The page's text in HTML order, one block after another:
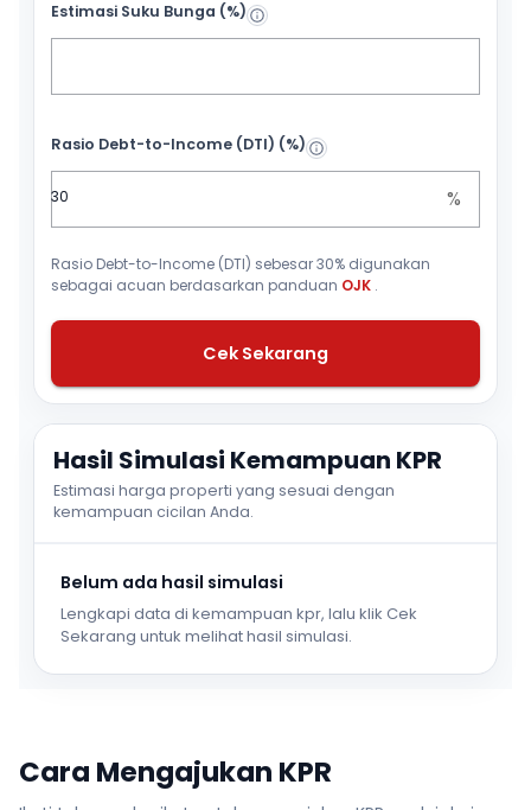
Estimasi Suku Bunga (%)
Rasio Debt-to-Income (DTI) (%)
%
Rasio Debt-to-Income (DTI) sebesar 30% digunakan
sebagai acuan berdasarkan panduan OJK .
Cek Sekarang
Hasil Simulasi Kemampuan KPR
Estimasi harga properti yang sesuai dengan
kemampuan cicilan Anda.
Belum ada hasil simulasi
Lengkapi data di kemampuan kpr, lalu klik Cek
Sekarang untuk melihat hasil simulasi.
Cara Mengajukan KPR